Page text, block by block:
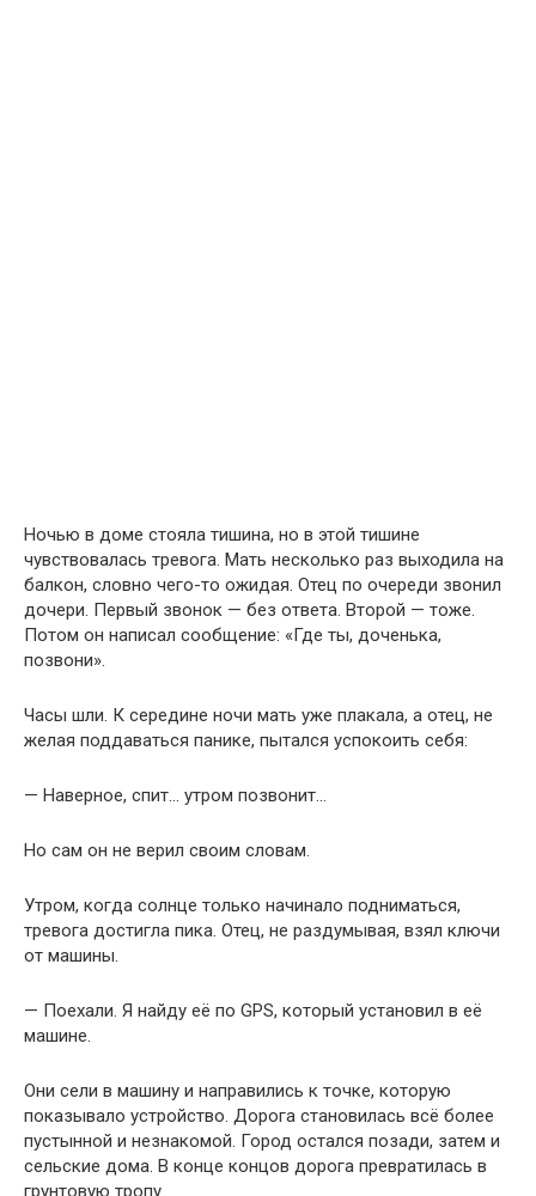
Ночью в доме стояла тишина, но в этой тишине
чувствовалась тревога. Мать несколько раз выходила на
балкон, словно чего-то ожидая. Отец по очереди звонил
дочери. Первый звонок — без ответа. Второй — тоже.
Потом он написал сообщение: «Где ты, доченька,
позвони».
Часы шли. К середине ночи мать уже плакала, а отец, не
желая поддаваться панике, пытался успокоить себя:
— Наверное, спит… утром позвонит…
Но сам он не верил своим словам.
Утром, когда солнце только начинало подниматься,
тревога достигла пика. Отец, не раздумывая, взял ключи
от машины.
— Поехали. Я найду её по GPS, который установил в её
машине.
Они сели в машину и направились к точке, которую
показывало устройство. Дорога становилась всё более
пустынной и незнакомой. Город остался позади, затем и
сельские дома. В конце концов дорога превратилась в
грунтовую тропу.